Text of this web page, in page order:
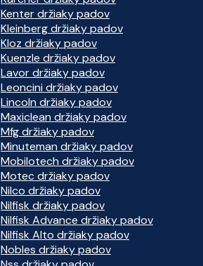
Kenter držiaky padov
Kleinberg držiaky padov
Kloz držiaky padov
Kuenzle držiaky padov
Lavor držiaky padov
Leoncini držiaky padov
Lincoln držiaky padov
Maxiclean držiaky padov
Mfg držiaky padov
Minuteman držiaky padov
Mobilotech držiaky padov
Motec držiaky padov
Nilco držiaky padov
Nilfisk držiaky padov
Nilfisk Advance držiaky padov
Nilfisk Alto držiaky padov
Nobles držiaky padov